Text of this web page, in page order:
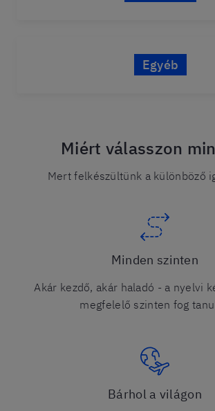
Egyéb
Miért válasszon
Mert felkészültünk a különböző
Minden szinten
Akár kezdő, akár haladó - a nyelvi
megfelelő szinten fog
Bárhol a világon